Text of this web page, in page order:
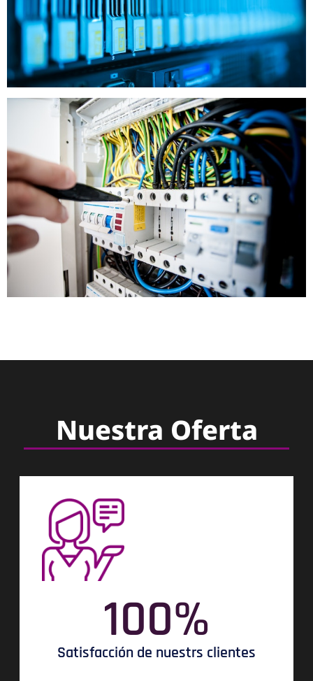
Satisfacción de nuestrs clientes
100%
Nuestra Oferta